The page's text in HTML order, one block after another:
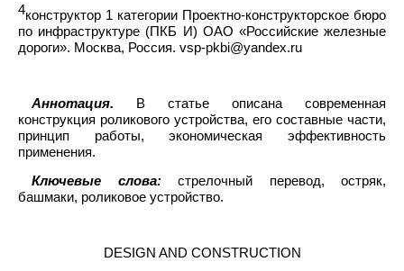
4конструктор 1 категории Проектно-конструкторское бюро
по инфраструктуре (ПКБ И) ОАО «Российские железные
дороги». Москва, Россия. vsp-pkbi@yandex.ru
Аннотация. В статье описана современная
конструкция роликового устройства, его составные части,
принцип работы, экономическая эффективность
применения.
Ключевые слова:стрелочный перевод, остряк,
башмаки, роликовое устройство.
DESIGN AND CONSTRUCTION